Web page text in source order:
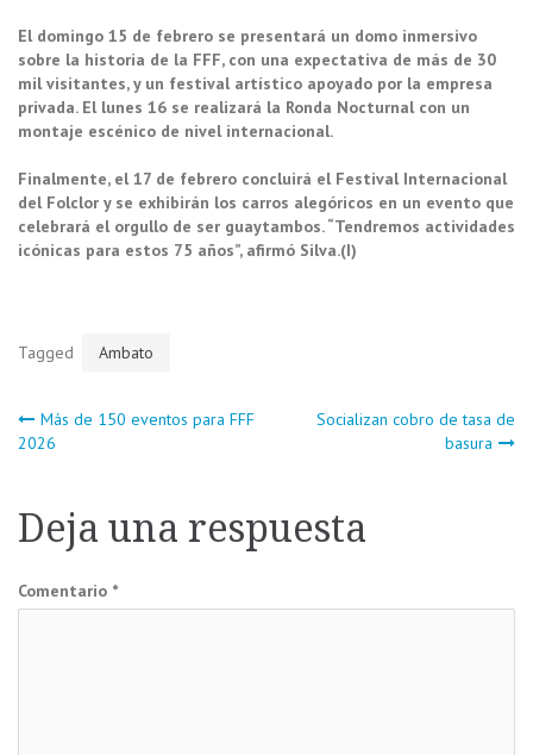
El domingo 15 de febrero se presentará un domo inmersivo
sobre la historia de la FFF, con una expectativa de más de 30
mil visitantes, y un festival artístico apoyado por la empresa
privada. El lunes 16 se realizará la Ronda Nocturnal con un
montaje escénico de nivel internacional.
Finalmente, el 17 de febrero concluirá el Festival Internacional
del Folclor y se exhibirán los carros alegóricos en un evento que
celebrará el orgullo de ser guaytambos. “Tendremos actividades
icónicas para estos 75 años”, afirmó Silva.(I)
Tagged Ambato
Navegación
entradas
Más de 150 eventos para FFF
2026
Socializan cobro de tasa de
basura
Deja una respuesta
Comentario *